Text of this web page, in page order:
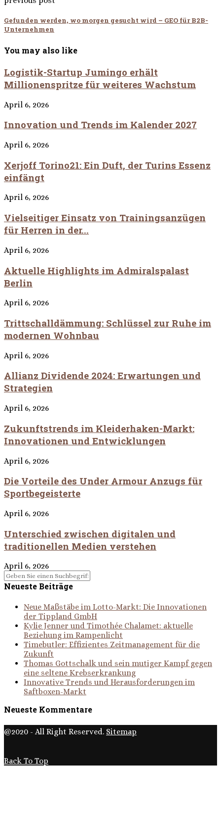
Gefunden werden, wo morgen gesucht wird – GEO für B2B-
Unternehmen
You may also like
Logistik-Startup Jumingo erhält
Millionenspritze für weiteres Wachstum
April 6, 2026
Innovation und Trends im Kalender 2027
April 6, 2026
Xerjoff Torino21: Ein Duft, der Turins Essenz
einfängt
April 6, 2026
Vielseitiger Einsatz von Trainingsanzügen
für Herren in der...
April 6, 2026
Aktuelle Highlights im Admiralspalast
Berlin
April 6, 2026
Trittschalldämmung: Schlüssel zur Ruhe im
modernen Wohnbau
April 6, 2026
Allianz Dividende 2024: Erwartungen und
Strategien
April 6, 2026
Zukunftstrends im Kleiderhaken-Markt:
Innovationen und Entwicklungen
April 6, 2026
Die Vorteile des Under Armour Anzugs für
Sportbegeisterte
April 6, 2026
Unterschied zwischen digitalen und
traditionellen Medien verstehen
April 6, 2026
Neueste Beiträge
Neue Maßstäbe im Lotto-Markt: Die Innovationen
der Tippland GmbH
Kylie Jenner und Timothée Chalamet: aktuelle
Beziehung im Rampenlicht
Timebutler: Effizientes Zeitmanagement für die
Zukunft
Thomas Gottschalk und sein mutiger Kampf gegen
eine seltene Krebserkrankung
Innovative Trends und Herausforderungen im
Saftboxen-Markt
Neueste Kommentare
@2020 - All Right Reserved. Sitemap
Back To Top